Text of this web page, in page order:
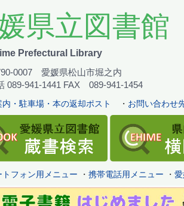
県立図書館
Prefectural Library
0007 愛媛県松山市堀之内
089-941-1441 FAX 089-941-1454
・駐車場・本の返却ポスト ・ お問い合わせ
トフォン用メニュー ・ 携帯電話用メニュー ・